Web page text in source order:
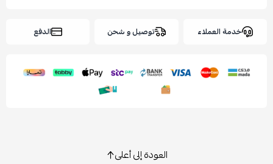
خدمة العملاء توصيل و شحن الدفع
العودة إلى أعلى